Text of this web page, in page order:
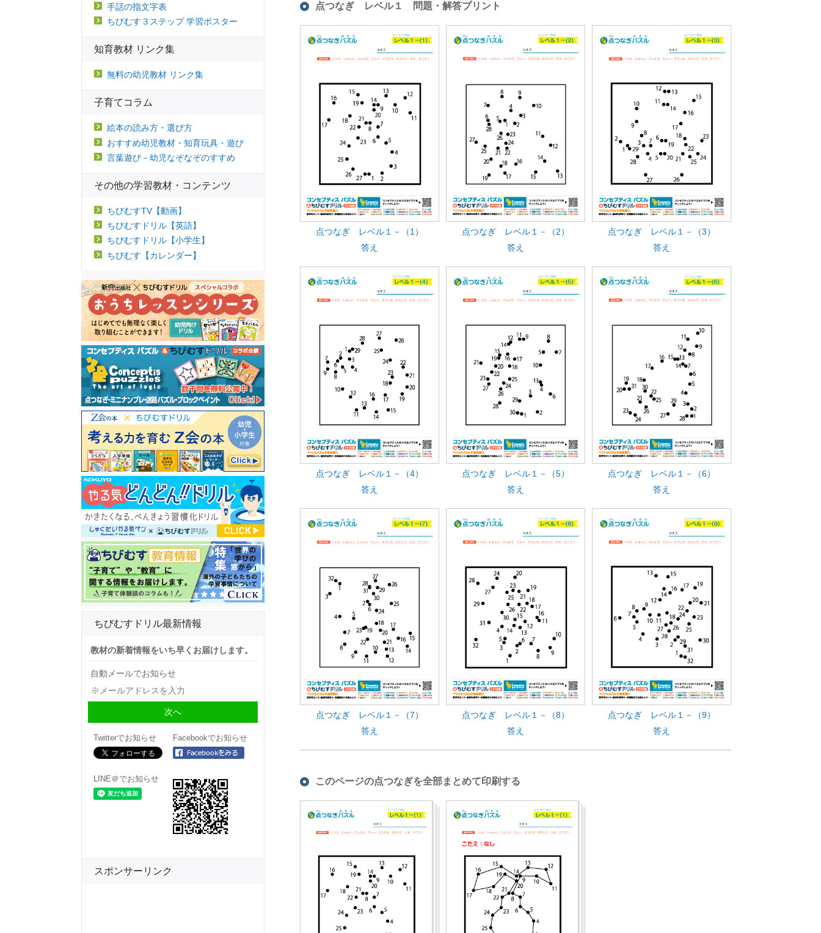
点つなぎ レベル１ 問題・解答プリント
点つなぎ レベル１－（1）
答え
点つなぎ レベル１－（2）
答え
点つなぎ レベル１－（3）
答え
点つなぎ レベル１－（4）
答え
点つなぎ レベル１－（5）
答え
点つなぎ レベル１－（6）
答え
点つなぎ レベル１－（7）
答え
点つなぎ レベル１－（8）
答え
点つなぎ レベル１－（9）
答え
このページの点つなぎを全部まとめて印刷する
手話の指文字表
ちびむす３ステップ 学習ポスター
知育教材 リンク集
無料の幼児教材 リンク集
子育てコラム
絵本の読み方・選び方
おすすめ幼児教材・知育玩具・遊び
言葉遊び－幼児なぞなぞのすすめ
その他の学習教材・コンテンツ
ちびむすTV【動画】
ちびむすドリル【英語】
ちびむすドリル【小学生】
ちびむす【カレンダー】
ちびむすドリル最新情報
教材の新着情報をいち早くお届けします。
自動メールでお知らせ
Twitterでお知らせ Facebookでお知らせ
LINE＠でお知らせ
スポンサーリンク